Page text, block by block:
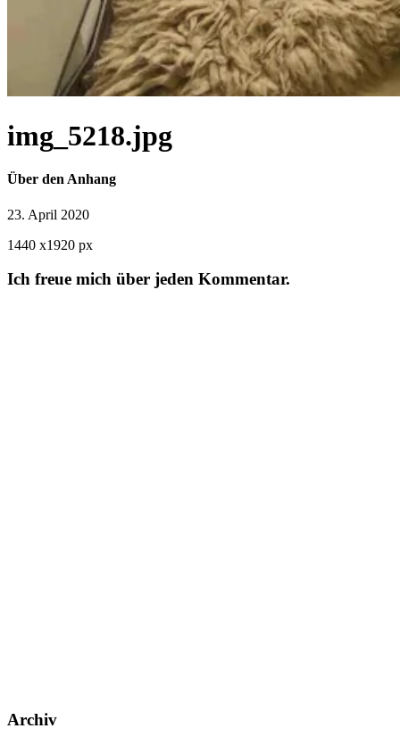
img_5218.jpg
Über den Anhang
23. April 2020
1440 x1920 px
Ich freue mich über jeden Kommentar.
Archiv